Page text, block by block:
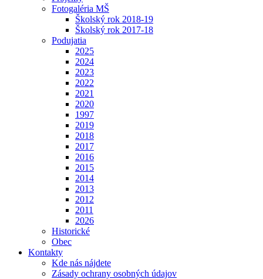
Fotogaléria MŠ
Školský rok 2018-19
Školský rok 2017-18
Podujatia
2025
2024
2023
2022
2021
2020
1997
2019
2018
2017
2016
2015
2014
2013
2012
2011
2026
Historické
Obec
Kontakty
Kde nás nájdete
Zásady ochrany osobných údajov